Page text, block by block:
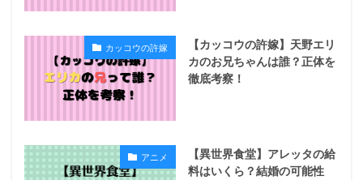
カッコウの許嫁
【カッコウの許嫁】天野エリ
カのお兄ちゃんは誰？正体を
徹底考察！
アニメ
【異世界食堂】アレッタの給
料はいくら？結婚の可能性